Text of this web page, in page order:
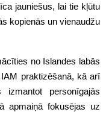
jauniešus, lai tie kļūtu
kopienās un vienaudžu
no Islandes labās
praktizēšanā, kā arī
personīgajās
apmaiņā fokusējas uz